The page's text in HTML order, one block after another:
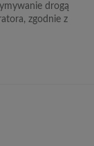
drogą
zgodnie z